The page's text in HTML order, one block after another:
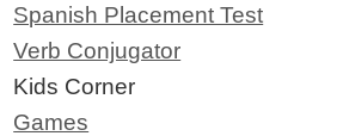
Spanish Placement Test
Verb Conjugator
Kids Corner
Games